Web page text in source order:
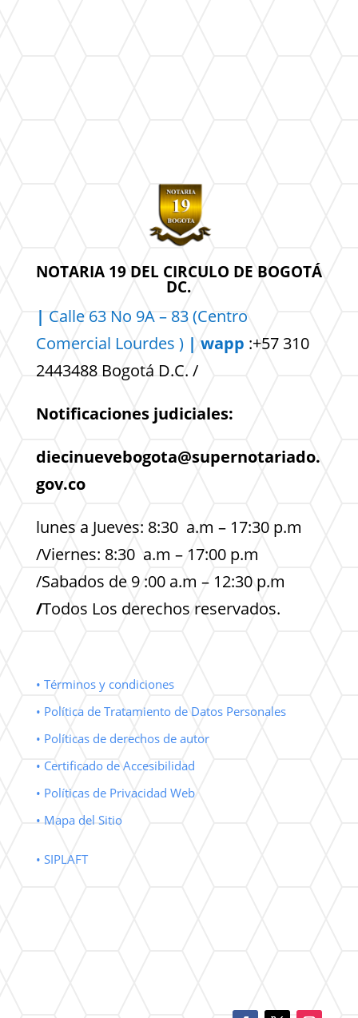
NOTARIA 19 DEL CIRCULO DE BOGOTÁ
DC.
| Calle 63 No 9A – 83 (Centro
Comercial Lourdes ) | wapp :+57 310
2443488 Bogotá D.C. /
Notificaciones judiciales:
diecinuevebogota@supernotariado.
gov.co
lunes a Jueves: 8:30 a.m – 17:30 p.m
/Viernes: 8:30 a.m – 17:00 p.m
/Sabados de 9 :00 a.m – 12:30 p.m
/Todos Los derechos reservados.
• Términos y condiciones
• Política de Tratamiento de Datos Personales
• Políticas de derechos de autor
• Certificado de Accesibilidad
• Políticas de Privacidad Web
• Mapa del Sitio
• SIPLAFT